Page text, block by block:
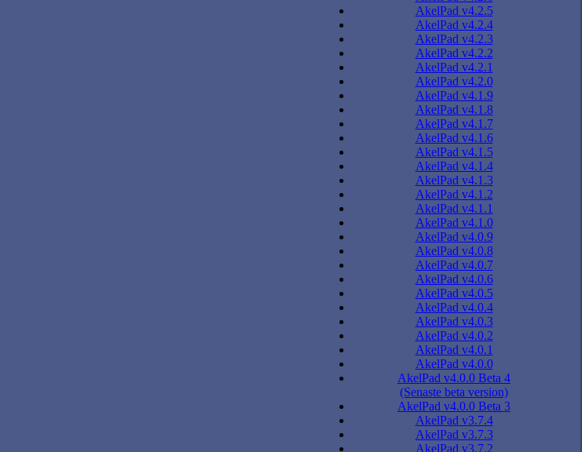
AkelPad v4.2.5
AkelPad v4.2.4
AkelPad v4.2.3
AkelPad v4.2.2
AkelPad v4.2.1
AkelPad v4.2.0
AkelPad v4.1.9
AkelPad v4.1.8
AkelPad v4.1.7
AkelPad v4.1.6
AkelPad v4.1.5
AkelPad v4.1.4
AkelPad v4.1.3
AkelPad v4.1.2
AkelPad v4.1.1
AkelPad v4.1.0
AkelPad v4.0.9
AkelPad v4.0.8
AkelPad v4.0.7
AkelPad v4.0.6
AkelPad v4.0.5
AkelPad v4.0.4
AkelPad v4.0.3
AkelPad v4.0.2
AkelPad v4.0.1
AkelPad v4.0.0
AkelPad v4.0.0 Beta 4
(Senaste beta version)
AkelPad v4.0.0 Beta 3
AkelPad v3.7.4
AkelPad v3.7.3
AkelPad v3.7.2